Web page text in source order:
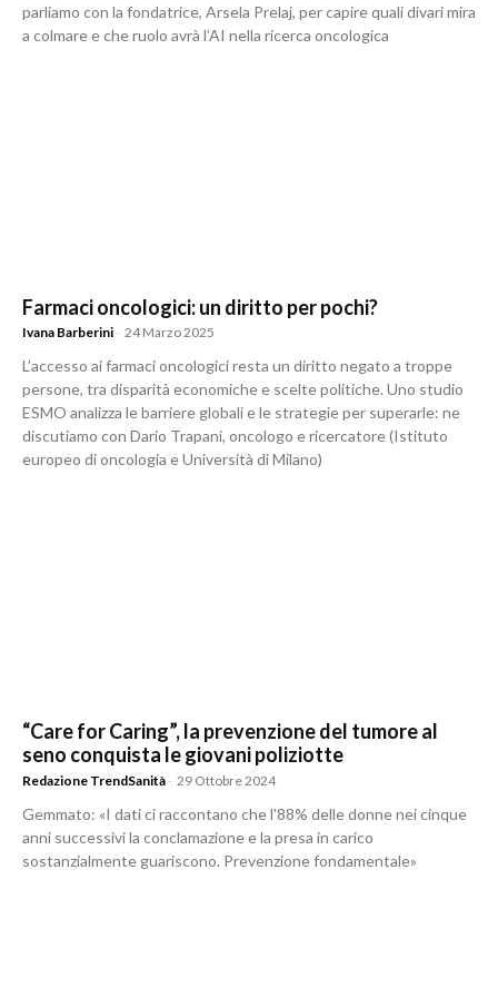
parliamo con la fondatrice, Arsela Prelaj, per capire quali divari mira
a colmare e che ruolo avrà l’AI nella ricerca oncologica
Farmaci oncologici: un diritto per pochi?
Ivana Barberini - 24 Marzo 2025
L’accesso ai farmaci oncologici resta un diritto negato a troppe
persone, tra disparità economiche e scelte politiche. Uno studio
ESMO analizza le barriere globali e le strategie per superarle: ne
discutiamo con Dario Trapani, oncologo e ricercatore (Istituto
europeo di oncologia e Università di Milano)
“Care for Caring”, la prevenzione del tumore al
seno conquista le giovani poliziotte
Redazione TrendSanità - 29 Ottobre 2024
Gemmato: «I dati ci raccontano che l'88% delle donne nei cinque
anni successivi la conclamazione e la presa in carico
sostanzialmente guariscono. Prevenzione fondamentale»